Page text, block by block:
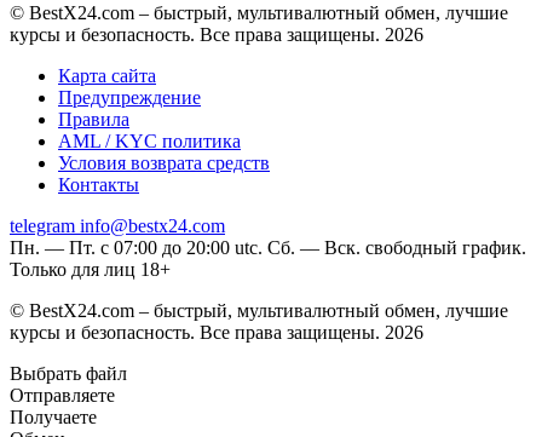
© BestX24.com – быстрый, мультивалютный обмен, лучшие
курсы и безопасность. Все права защищены. 2026
Карта сайта
Предупреждение
Правила
AML / KYC политика
Условия возврата средств
Контакты
telegram info@bestx24.com
Пн. — Пт. с 07:00 до 20:00 utc. Сб. — Вск. свободный график.
Только для лиц 18+
© BestX24.com – быстрый, мультивалютный обмен, лучшие
курсы и безопасность. Все права защищены. 2026
Выбрать файл
Отправляете
Получаете